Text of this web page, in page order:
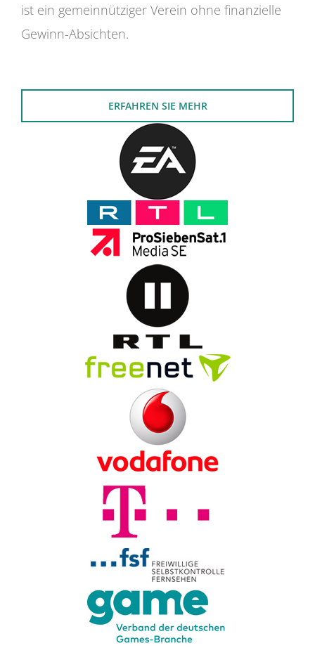
ist ein gemeinnütziger Verein ohne finanzielle
Gewinn-Absichten.
ERFAHREN SIE MEHR